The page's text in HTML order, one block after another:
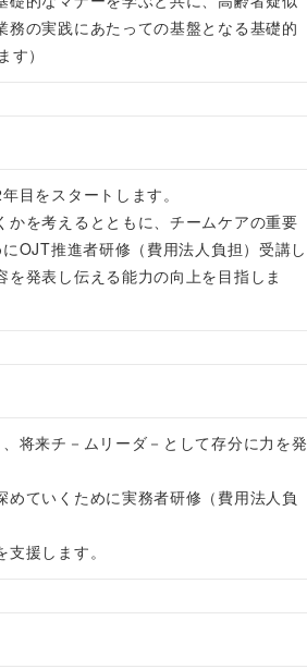
の実践にあたっての基盤となる基礎的
）
目をスタートします。
を考えるとともに、チームケアの重要
OJT推進者研修（費用法人負担）受講し
発表し伝える能力の向上を目指しま
将来チ－ムリーダ－として存分に力を発
ていくために実務者研修（費用法人負
援します。